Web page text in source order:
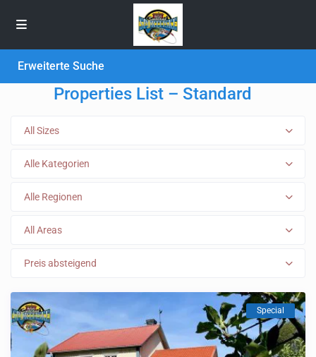
Erweiterte Suche
Properties List – Standard
All Sizes
Alle Kategorien
Alle Regionen
All Areas
Preis absteigend
Special